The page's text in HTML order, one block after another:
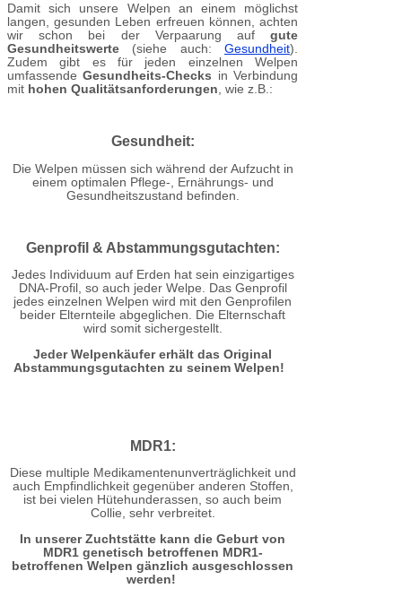
Damit sich unsere Welpen an einem möglichst
langen, gesunden Leben erfreuen können, achten
wir schon bei der Verpaarung auf gute
Gesundheitswerte (siehe auch: Gesundheit).
Zudem gibt es für jeden einzelnen Welpen
umfassendeGesundheits-Checks in Verbindung
mit hohen Qualitätsanforderungen , wie z.B.:
Gesundheit:
Die Welpen müssen sich während der Aufzucht in
einem optimalen Pflege-, Ernährungs- und
Gesundheitszustand befinden.
Genprofil & Abstammungsgutachten:
Jedes Individuum auf Erden hat sein einzigartiges
DNA-Profil, so auch jeder Welpe. Das Genprofil
jedes einzelnen Welpen wird mit den Genprofilen
beider Elternteile abgeglichen. Die Elternschaft
wird somit sichergestellt.
Jeder Welpenkäufer erhält das Original
Abstammungsgutachten zu seinem Welpen!
MDR1:
Diese multiple Medikamentenunverträglichkeit und
auch Empfindlichkeit gegenüber anderen Stoffen,
ist bei vielen Hütehunderassen, so auch beim
Collie, sehr verbreitet.
In unserer Zuchtstätte kann die Geburt von
MDR1 genetisch betroffenen MDR1-
betroffenen Welpen gänzlich ausgeschlossen
werden!